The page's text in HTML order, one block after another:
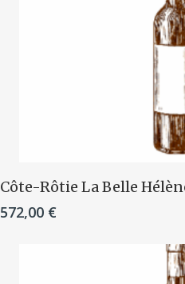
Ajouter
Côte-Rôtie La Belle
572,00 €